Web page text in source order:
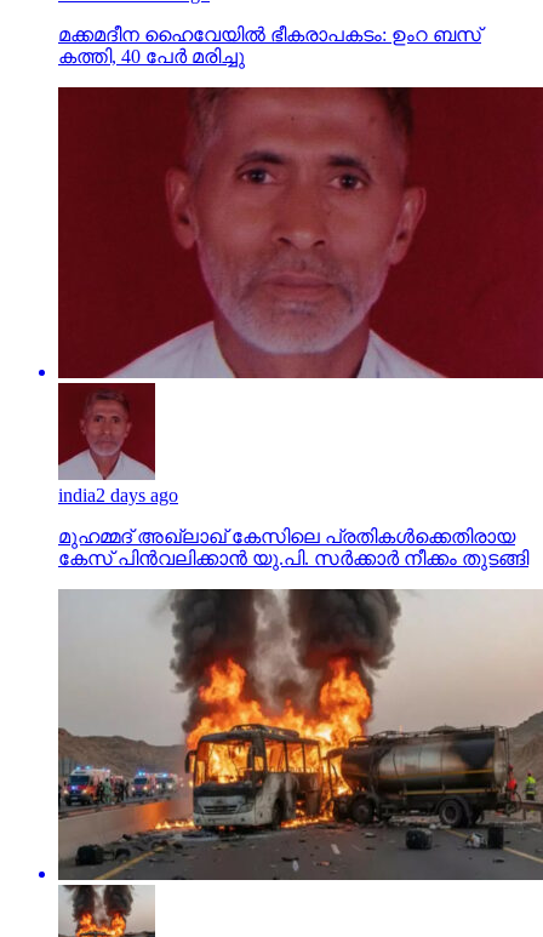
മക്കമദീന ഹൈവേയില്‍ ഭീകരാപകടം: ഉംറ ബസ്
കത്തി, 40 പേര്‍ മരിച്ചു
india2 days ago
മുഹമ്മദ് അഖ്‌ലാഖ് കേസിലെ പ്രതികള്‍ക്കെതിരായ
കേസ് പിന്‍വലിക്കാന്‍ യു.പി. സര്‍ക്കാര്‍ നീക്കം തുടങ്ങി